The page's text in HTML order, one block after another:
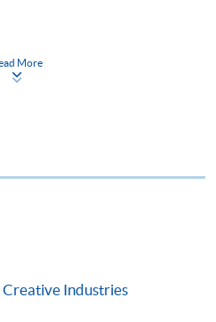
上服務，如學員就讀的課
會通知學員有關程序。
(PPS) (不適用於手機)、
信支付」(Online WeChat
More
Industries